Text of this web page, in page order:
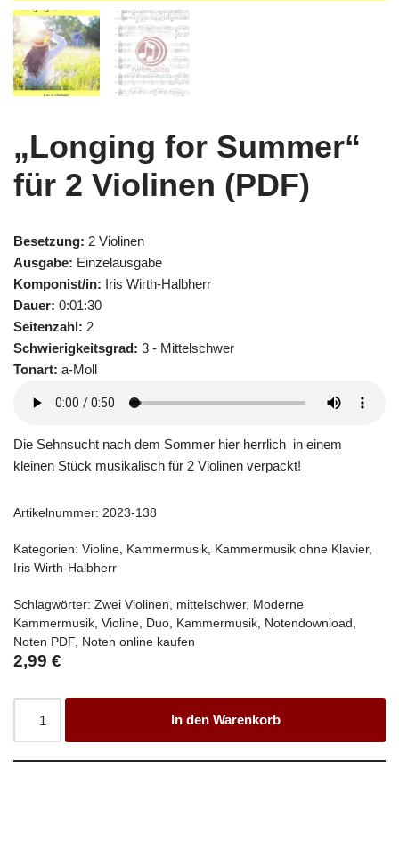
„Longing for Summer“
für 2 Violinen (PDF)
Besetzung: 2 Violinen
Ausgabe: Einzelausgabe
Komponist/in: Iris Wirth-Halbherr
Dauer: 0:01:30
Seitenzahl: 2
Schwierigkeitsgrad: 3 - Mittelschwer
Tonart: a-Moll
Die Sehnsucht nach dem Sommer hier herrlich in einem
kleinen Stück musikalisch für 2 Violinen verpackt!
Artikelnummer: 2023-138
Kategorien: Violine, Kammermusik, Kammermusik ohne Klavier,
Iris Wirth-Halbherr
Schlagwörter: Zwei Violinen, mittelschwer, Moderne
Kammermusik, Violine, Duo, Kammermusik, Notendownload ,
Noten PDF, Noten online kaufen
2,99 €
In den Warenkorb